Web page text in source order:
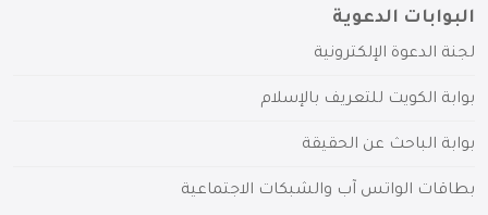
البوابات الدعوية
لجنة الدعوة الإلكترونية
بوابة الكويت للتعريف بالإسلام
بوابة الباحث عن الحقيقة
بطاقات الواتس آب والشبكات الاجتماعية